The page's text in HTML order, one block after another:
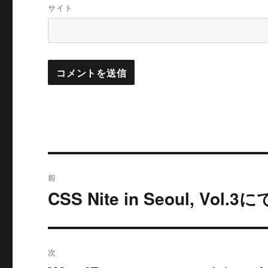
サイト
稿
前
過
の
投
CSS Nite in Seoul, Vol.3に
次